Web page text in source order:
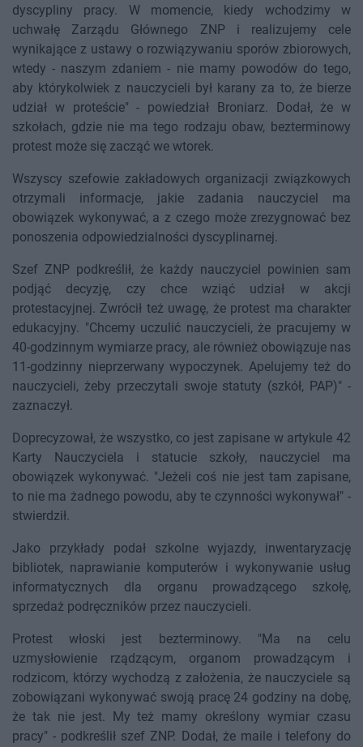
dyscypliny pracy. W momencie, kiedy wchodzimy w
uchwałę Zarządu Głównego ZNP i realizujemy cele
wynikające z ustawy o rozwiązywaniu sporów zbiorowych,
wtedy - naszym zdaniem - nie mamy powodów do tego,
aby którykolwiek z nauczycieli był karany za to, że bierze
udział w proteście" - powiedział Broniarz. Dodał, że w
szkołach, gdzie nie ma tego rodzaju obaw, bezterminowy
protest może się zacząć we wtorek.
Wszyscy szefowie zakładowych organizacji związkowych
otrzymali informacje, jakie zadania nauczyciel ma
obowiązek wykonywać, a z czego może zrezygnować bez
ponoszenia odpowiedzialności dyscyplinarnej.
Szef ZNP podkreślił, że każdy nauczyciel powinien sam
podjąć decyzję, czy chce wziąć udział w akcji
protestacyjnej. Zwrócił też uwagę, że protest ma charakter
edukacyjny. "Chcemy uczulić nauczycieli, że pracujemy w
40-godzinnym wymiarze pracy, ale również obowiązuje nas
11-godzinny nieprzerwany wypoczynek. Apelujemy też do
nauczycieli, żeby przeczytali swoje statuty (szkół, PAP)" -
zaznaczył.
Doprecyzował, że wszystko, co jest zapisane w artykule 42
Karty Nauczyciela i statucie szkoły, nauczyciel ma
obowiązek wykonywać. "Jeżeli coś nie jest tam zapisane,
to nie ma żadnego powodu, aby te czynności wykonywał" -
stwierdził.
Jako przykłady podał szkolne wyjazdy, inwentaryzację
bibliotek, naprawianie komputerów i wykonywanie usług
informatycznych dla organu prowadzącego szkołę,
sprzedaż podręczników przez nauczycieli.
Protest włoski jest bezterminowy. "Ma na celu
uzmysłowienie rządzącym, organom prowadzącym i
rodzicom, którzy wychodzą z założenia, że nauczyciele są
zobowiązani wykonywać swoją pracę 24 godziny na dobę,
że tak nie jest. My też mamy określony wymiar czasu
pracy" - podkreślił szef ZNP. Dodał, że maile i telefony do